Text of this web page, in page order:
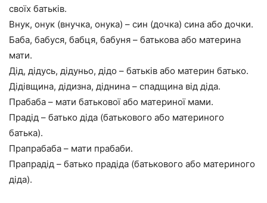
своїх батьків.
Внук, онук (внучка, онука) – син (дочка) сина або дочки.
Баба, бабуся, бабця, бабуня – батькова або материна
мати.
Дід, дідусь, дідуньо, дідо – батьків або материн батько.
Дідівщина, дідизна, діднина – спадщина від діда.
Прабаба – мати батькової або материної мами.
Прадід – батько діда (батькового або материного
батька).
Прапрабаба – мати прабаби.
Прапрадід – батько прадіда (батькового або материного
діда).